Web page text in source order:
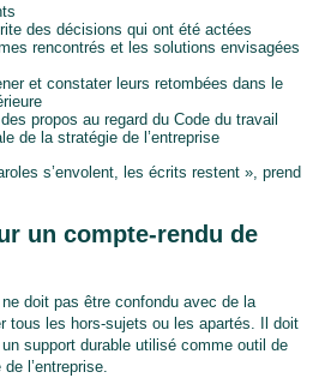
des décisions qui ont été actées
rencontrés et les solutions envisagées
et constater leurs retombées dans le
propos au regard du Code du travail
de la stratégie de l’entreprise
s’envolent, les écrits restent », prend
un compte-rendu de
ne doit pas être confondu avec de la
tous les hors-sujets ou les apartés. Il doit
support durable utilisé comme outil de
l’entreprise.